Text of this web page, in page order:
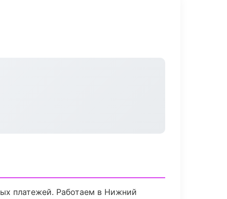
платежей. Работаем в Нижний